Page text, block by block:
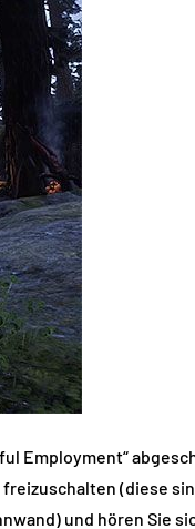
Employment“
(diese
und hören Sie